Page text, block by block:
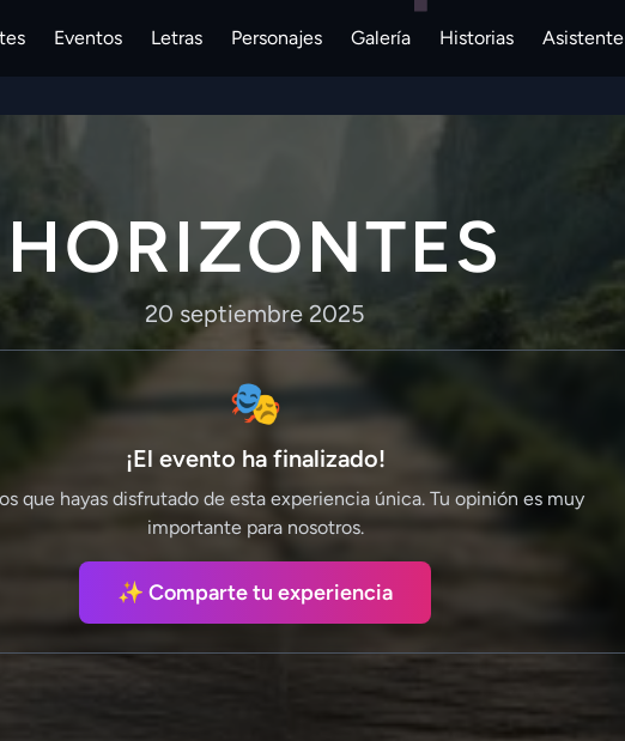
Eventos Letras Personajes Galería Historias Asistente
HORIZONTES
20 septiembre 2025
🎭
¡El evento ha finalizado!
que hayas disfrutado de esta experiencia única. Tu opinión es muy
importante para nosotros.
✨ Comparte tu experiencia